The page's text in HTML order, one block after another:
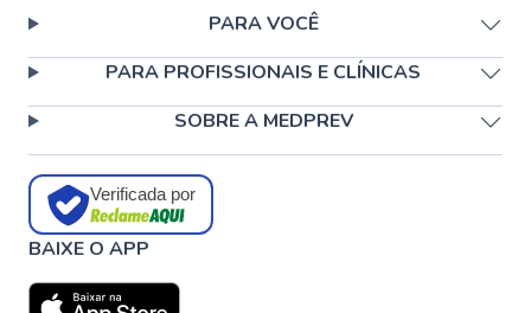
PARA VOCÊ
PARA PROFISSIONAIS E CLÍNICAS
SOBRE A MEDPREV
Verificada por
BAIXE O APP